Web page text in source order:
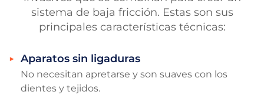
sistema de baja fricción. Estas son sus
principales características técnicas:
Aparatos sin ligaduras
No necesitan apretarse y son suaves con los
dientes y tejidos.